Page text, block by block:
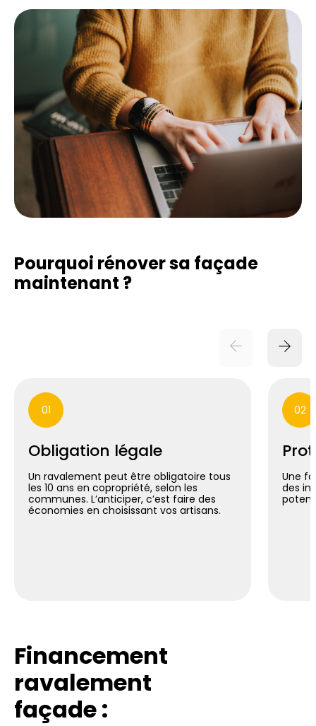
Pourquoi rénover sa façade
maintenant ?
01
Obligation légale
Un ravalement peut être obligatoire tous
les 10 ans en copropriété, selon les
communes. L’anticiper, c’est faire des
économies en choisissant vos artisans.
02
Une
des
Financement
ravalement
façade :